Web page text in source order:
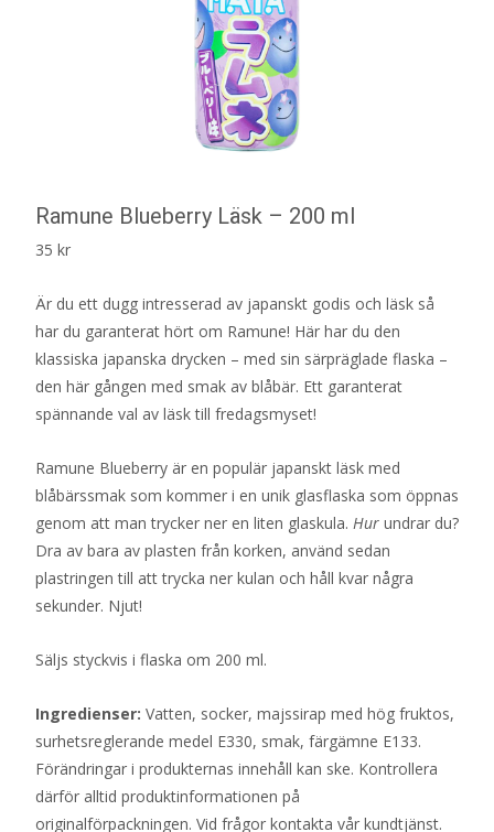
Ramune Blueberry Läsk – 200 ml
35 kr
Är du ett dugg intresserad av japanskt godis och läsk så
har du garanterat hört om Ramune! Här har du den
klassiska japanska drycken – med sin särpräglade flaska –
den här gången med smak av blåbär. Ett garanterat
spännande val av läsk till fredagsmyset!
Ramune Blueberry är en populär japanskt läsk med
blåbärssmak som kommer i en unik glasflaska som öppnas
genom att man trycker ner en liten glaskula. Hur undrar du?
Dra av bara av plasten från korken, använd sedan
plastringen till att trycka ner kulan och håll kvar några
sekunder. Njut!
Säljs styckvis i flaska om 200 ml.
Ingredienser: Vatten, socker, majssirap med hög fruktos,
surhetsreglerande medel E330, smak, färgämne E133.
Förändringar i produkternas innehåll kan ske. Kontrollera
därför alltid produktinformationen på
originalförpackningen. Vid frågor kontakta vår kundtjänst.